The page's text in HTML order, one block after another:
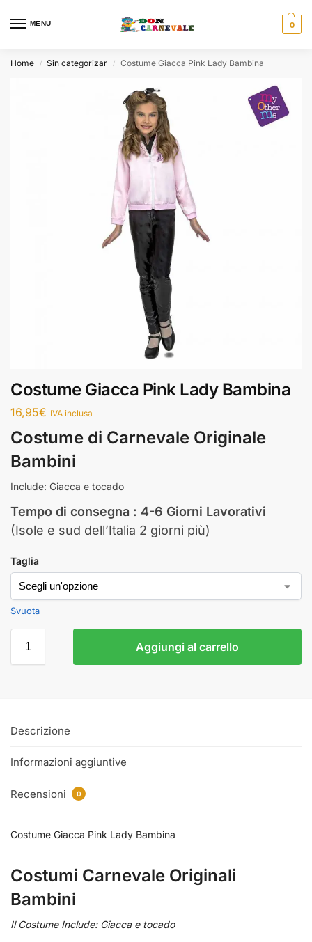
MENU 0
Home / Sin categorizar / Costume Giacca Pink Lady Bambina
Costume Giacca Pink Lady Bambina
16,95€ IVA inclusa
Costume di Carnevale Originale
Bambini
Include: Giacca e tocado
Tempo di consegna : 4-6 Giorni Lavorativi
(Isole e sud dell’Italia 2 giorni più)
Taglia
Svuota
Aggiungi al carrello
Descrizione
Informazioni aggiuntive
Recensioni 0
Costume Giacca Pink Lady Bambina
Costumi Carnevale Originali
Bambini
Il Costume Include: Giacca e tocado